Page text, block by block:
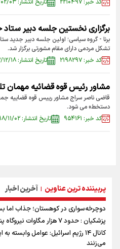
کد خبر: ۲۲۱۰۴۹۷ تاریخ انتشار: ۱۴۰۴/۰۲/۰۳
برگزاری نخستین جلسه دبیر
تشکل مردمی دارای مقام مشورتی برگزار شد.
کد خبر: ۲۱۹۸۲۹۷
تاریخ انتشار: ۱۴۰۳/۱۲/۱۸
مشاور رئیس قوه قضائیه مهمان
دستخط» می شود.
کد خبر: ۹۵۴۱۶۱
تاریخ انتشار: ۱۳۹۸/۱۱/۰۲
پربیننده ترین عناوین | آخرین اخبار
دوچرخه‌سواری در کوهستان؛ جذاب اما
پزشکیان : حدود ۷ هزار مگاوات نیروگاه پنل خورشیدی وارد مدار شده است
کانال ۱۴ رژیم اسرائیل: عوامل
می‌زنند